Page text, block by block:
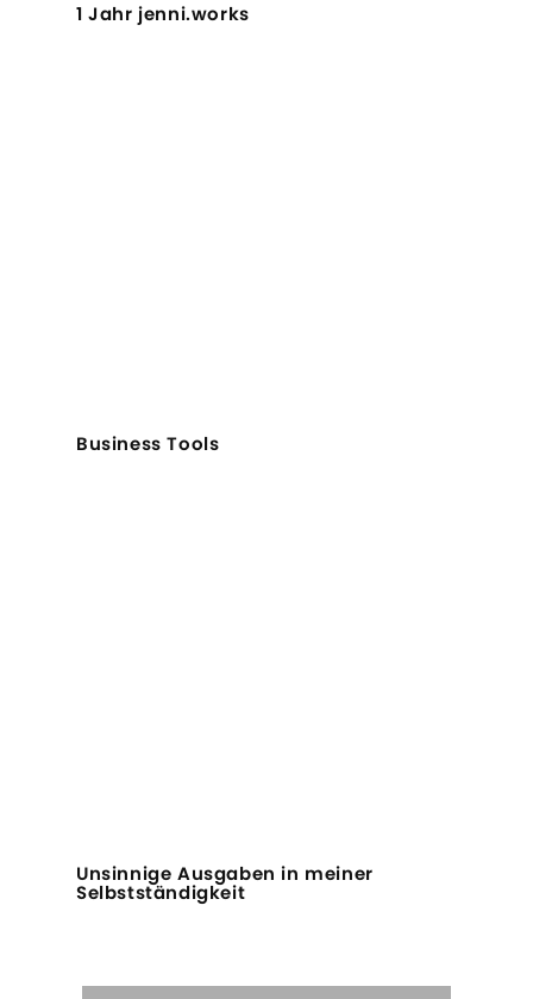
1 Jahr jenni.works
Business Tools
Unsinnige Ausgaben in meiner
Selbstständigkeit